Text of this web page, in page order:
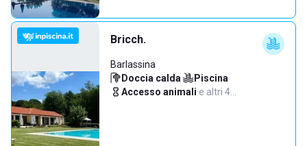
Bricch.
Barlassina
Doccia calda· Piscina·
Accesso animali·e altri 4…